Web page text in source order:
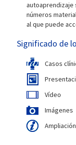
autoaprendizaje
números
al que puede
Significado de
Casos
Vídeo
Imágenes